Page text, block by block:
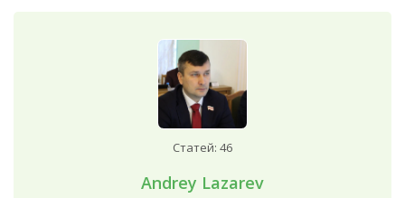
Статей: 46
Andrey Lazarev